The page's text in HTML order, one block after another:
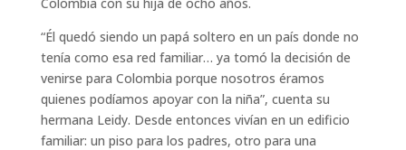
“Él quedó siendo un papá soltero en un país donde no
tenía como esa red familiar… ya tomó la decisión de
venirse para Colombia porque nosotros éramos
quienes podíamos apoyar con la niña”, cuenta su
hermana Leidy. Desde entonces vivían en un edificio
familiar: un piso para los padres, otro para una